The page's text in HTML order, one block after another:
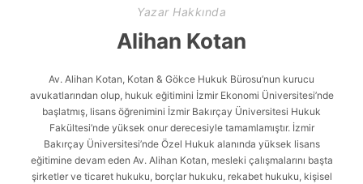
Yazar Hakkında
Alihan Kotan
Av. Alihan Kotan, Kotan & Gökce Hukuk Bürosu’nun kurucu
avukatlarından olup, hukuk eğitimini İzmir Ekonomi Üniversitesi’nde
başlatmış, lisans öğrenimini İzmir Bakırçay Üniversitesi Hukuk
Fakültesi’nde yüksek onur derecesiyle tamamlamıştır. İzmir
Bakırçay Üniversitesi’nde Özel Hukuk alanında yüksek lisans
eğitimine devam eden Av. Alihan Kotan, mesleki çalışmalarını başta
şirketler ve ticaret hukuku, borçlar hukuku, rekabet hukuku, kişisel